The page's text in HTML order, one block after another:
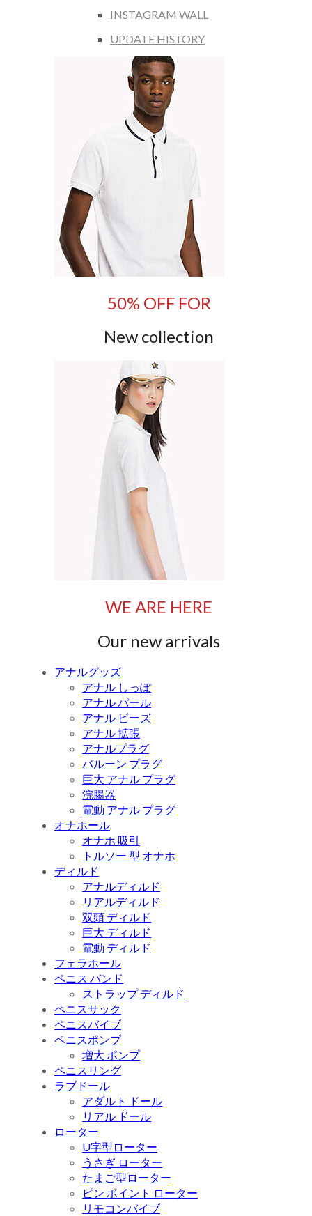
INSTAGRAM WALL
UPDATE HISTORY
50% OFF FOR
New collection
WE ARE HERE
Our new arrivals
アナルグッズ
アナル しっぽ
アナル パール
アナル ビーズ
アナル 拡張
アナルプラグ
バルーン プラグ
巨大 アナル プラグ
浣腸器
電動 アナル プラグ
オナホール
オナホ 吸引
トルソー 型 オナホ
ディルド
アナルディルド
リアルディルド
双頭 ディルド
巨大 ディルド
電動 ディルド
フェラホール
ペニス バンド
ストラップ ディルド
ペニスサック
ペニスバイブ
ペニスポンプ
増大 ポンプ
ペニスリング
ラブドール
アダルト ドール
リアル ドール
ローター
U字型ローター
うさぎ ローター
たまご型ローター
ピン ポイント ローター
リモコンバイブ